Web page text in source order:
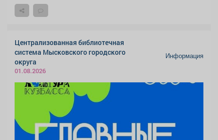
Централизованная библиотечная
система Мысковского городского
округа
01.08.2026
Информация